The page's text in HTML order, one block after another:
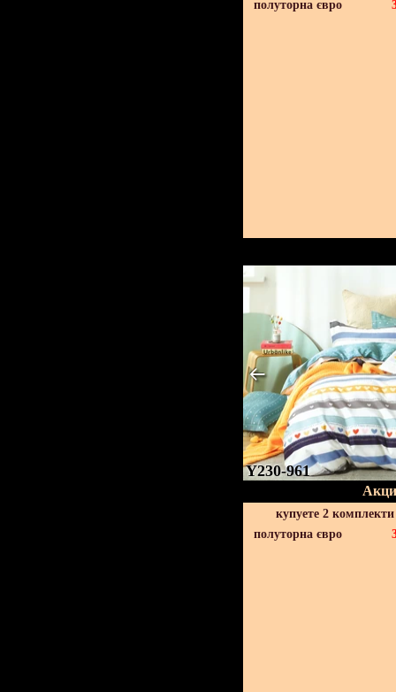
полуторна євро
Y230-961
купуете 2
полуторна євро